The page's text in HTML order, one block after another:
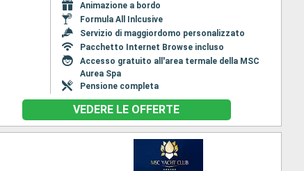
Animazione a bordo
Formula All Inlcusive
Servizio di maggiordomo personalizzato
Pacchetto Internet Browse incluso
Accesso gratuito all'area termale della MSC
Aurea Spa
Pensione completa
VEDERE LE OFFERTE